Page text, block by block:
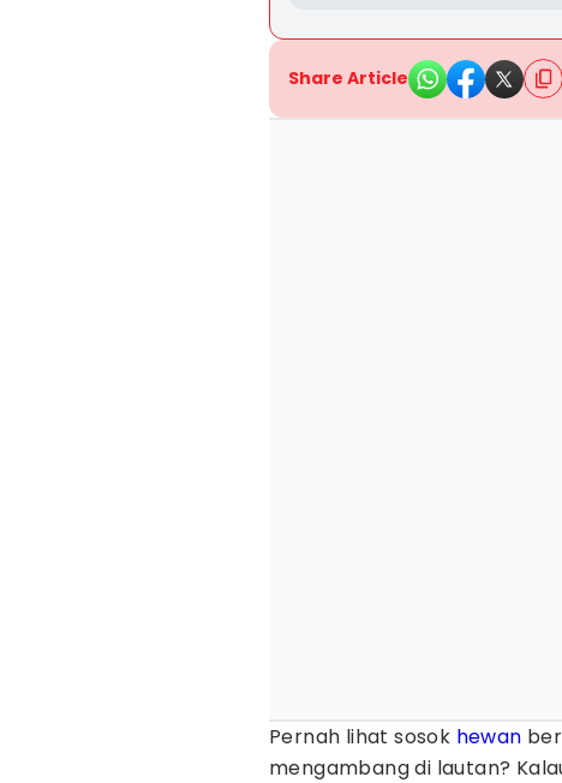
Share Article
Pernah lihat sosok hewan
mengambang di lautan?